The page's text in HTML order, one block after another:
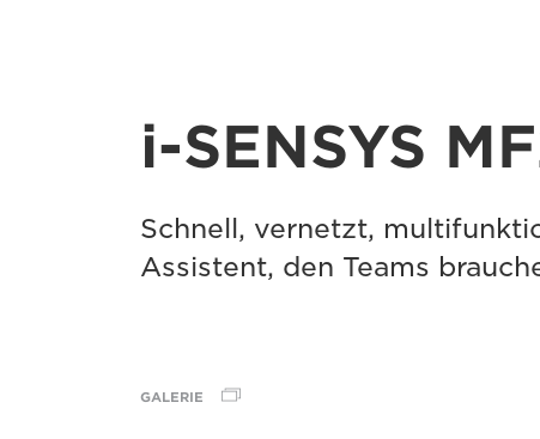
i-SENSYS
Schnell, vernetzt,
Assistent, den Teams
GALERIE